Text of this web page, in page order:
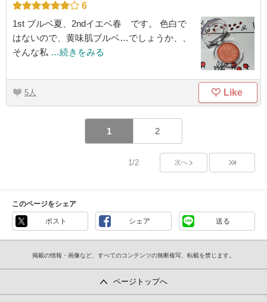
6
1st ブルベ夏、2ndイエベ春 です。 色白で
はないので、黄味肌ブルベ…でしょうか、、
そんな私 …続きをみる
5 Like
1 2
1/2 次へ
このページをシェア
ポスト シェア 送る
掲載の情報・画像など、すべてのコンテンツの無断複写、転載を禁じます。
ページトップへ